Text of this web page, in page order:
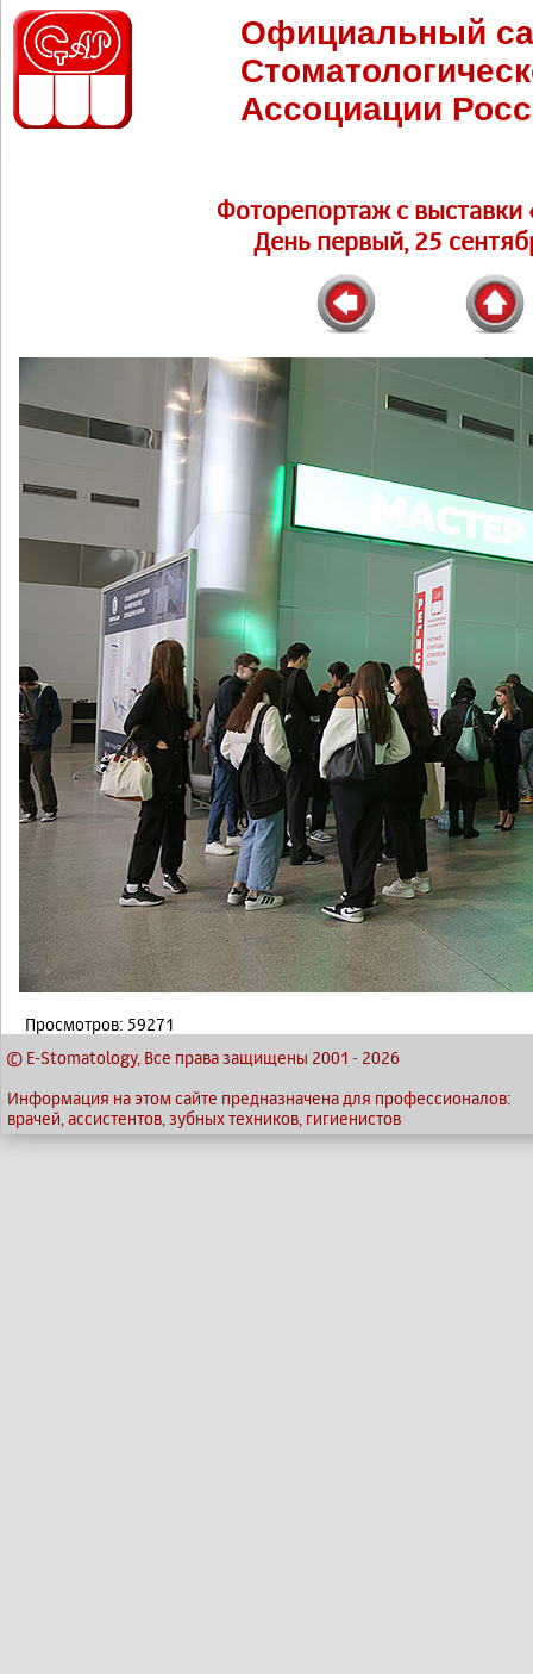
Официальный
Ассоциации
Фоторепортаж c выставки
День первый, 25
Просмотров: 59271
© E-Stomatology, Все права защищены 2001 - 2026
Информация на этом сайте предназначена для профессионалов:
врачей, ассистентов, зубных техников, гигиенистов